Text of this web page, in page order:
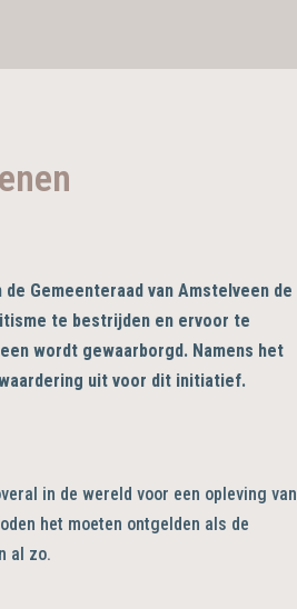
Gemeenteraad van Amstelveen de
te bestrijden en ervoor te
wordt gewaarborgd. Namens het
uit voor dit initiatief.
in de wereld voor een opleving van
het moeten ontgelden als de
al zo.